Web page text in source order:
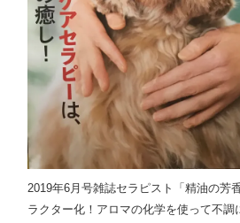
2019年6月号雑誌セラピスト「精油の芳
ラクター化！アロマの化学を使って不調